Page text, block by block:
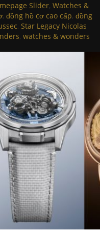
Slider, Watches &
, đồng hồ cơ cao cấp, đồng
, Star Legacy Nicolas
, watches & wonders